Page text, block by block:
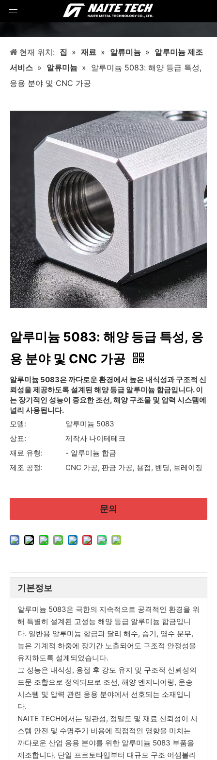
현재 위치: 집 » 재료 » 알류미늄 » 알루미늄 제조
서비스 » 알류미늄 » 알루미늄 5083: 해양 등급 특성,
응용 분야 및 CNC 가공
알루미늄 5083: 해양 등급 특성, 응
용 분야 및 CNC 가공
알루미늄 5083은 까다로운 환경에서 높은 내식성과 구조적 신
뢰성을 제공하도록 설계된 해양 등급 알루미늄 합금입니다. 이
는 장기적인 성능이 중요한 조선, 해양 구조물 및 압력 시스템에
널리 사용됩니다.
모델:
알루미늄 5083
상표:
제작사 나이테테크
재료 유형:
- 알루미늄 합금
제조 공정:
CNC 가공, 판금 가공, 용접, 벤딩, 브레이징
문의
기본정보
알루미늄 5083은 극한의 지속적으로 공격적인 환경을 위
해 특별히 설계된 고성능 해양 등급 알루미늄 합금입니
다. 일반용 알루미늄 합금과 달리 해수, 습기, 염수 분무,
높은 기계적 하중에 장기간 노출되어도 구조적 안정성을
유지하도록 설계되었습니다.
그 성능은 내식성, 용접 후 강도 유지 및 구조적 신뢰성의
드문 조합으로 정의되므로 조선, 해양 엔지니어링, 운송
시스템 및 압력 관련 응용 분야에서 선호되는 소재입니
다.
NAITE TECH에서는 일관성, 정밀도 및 재료 신뢰성이 시
스템 안전 및 수명주기 비용에 직접적인 영향을 미치는
까다로운 산업 응용 분야를 위한 알루미늄 5083 부품을
제조합니다. 단일 프로토타입부터 대규모 구조 어셈블리